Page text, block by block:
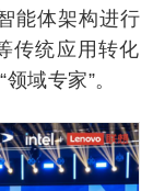
能体架构进行
传统应用转化
域专家”。